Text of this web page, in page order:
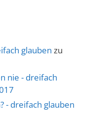
glauben zu
nie - dreifach
- dreifach glauben